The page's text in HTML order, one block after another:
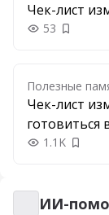
Чек-лист
53
Полезные
Чек-лист
готовиться
1.1K
ИИ-помощник
ИИ-